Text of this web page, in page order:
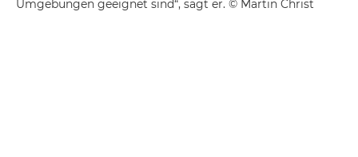
Umgebungen geeignet sind“, sagt er. © Martin Christ